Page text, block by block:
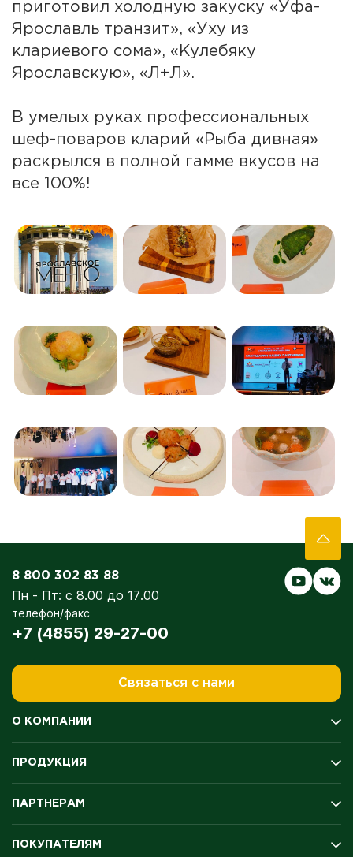
приготовил холодную закуску «Уфа-
Ярославль транзит», «Уху из
клариевого сома», «Кулебяку
Ярославскую», «Л+Л».
В умелых руках профессиональных
шеф-поваров кларий «Рыба дивная»
раскрылся в полной гамме вкусов на
все 100%!
О КОМПАНИИ
История компании
Экология
Благотворительность
ПРОДУКЦИЯ
Мясо цыплёнка-бройлера
Продукция для гриля
ПАРТНЕРАМ
Поставщикам
ПОКУПАТЕЛЯМ
8 800 302 83 88
Пн - Пт: с 8.00 до 17.00
телефон/факс
+7 (4855) 29-27-00
Связаться с нами